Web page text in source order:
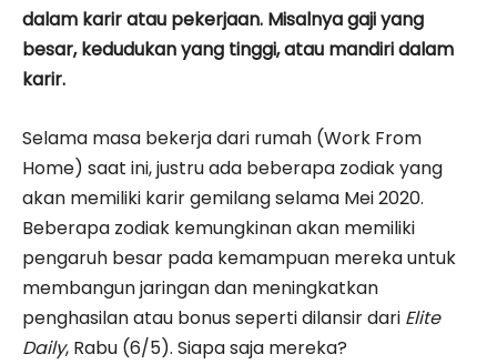
dalam karir atau pekerjaan. Misalnya gaji yang
besar, kedudukan yang tinggi, atau mandiri dalam
karir.
Selama masa bekerja dari rumah (Work From
Home) saat ini, justru ada beberapa zodiak yang
akan memiliki karir gemilang selama Mei 2020.
Beberapa zodiak kemungkinan akan memiliki
pengaruh besar pada kemampuan mereka untuk
membangun jaringan dan meningkatkan
penghasilan atau bonus seperti dilansir dari Elite
Daily, Rabu (6/5). Siapa saja mereka?